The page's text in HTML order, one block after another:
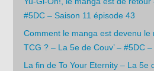
#5DC – Saison 11 épisode 43
Comment le manga est devenu le
TCG ? – La 5e de Couv’ – #5DC
La fin de To Your Eternity – La 5e